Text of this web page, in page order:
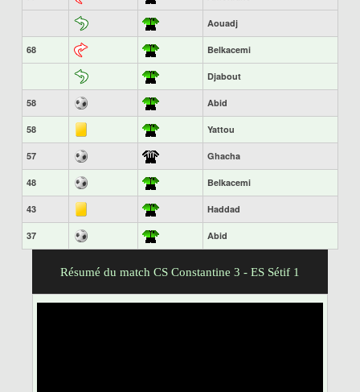
Aouadj
68 Belkacemi
Djabout
58 Abid
58 Yattou
57 Ghacha
48 Belkacemi
43 Haddad
37 Abid
Résumé du match CS Constantine 3 - ES Sétif 1